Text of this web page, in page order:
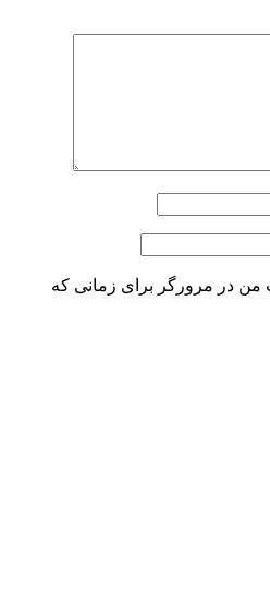
من در مرورگر برای زمانی که